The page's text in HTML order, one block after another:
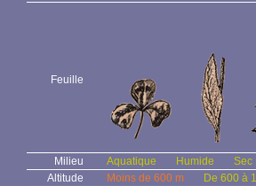
Feuille
Milieu Aquatique Humide
Sec
Altitude
Moins de 600 m
De 600 à